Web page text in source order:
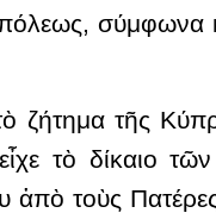
σύμφωνα
ζήτημα τῆς
τὸ δίκαιο
ἀπὸ τοὺς